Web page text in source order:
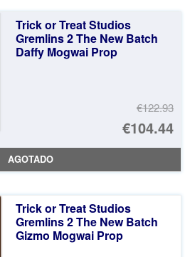
Trick or Treat Studios
Gremlins 2 The New Batch
Daffy Mogwai Prop
€122.93
El
€104.44
El
AGOTADO
Trick or Treat Studios
Gremlins 2 The New Batch
Gizmo Mogwai Prop